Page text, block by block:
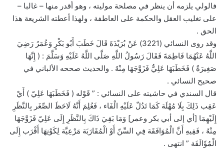
فالولي يلزمه أن ينظر في مصلحة موليته ، وهو أقدر منها – غالبا –
على تغليب العقل والحكمة على العاطفة ، ولهذا أعطته الشريعة هذا
الحق .
وقد روى النسائي (3221) عَنْ بُرَيْدَةَ قَالَ خَطَبَ أَبُو بَكْرٍ وَعُمَرُ رَضِيَ
اللَّهُ عَنْهُمَا فَاطِمَةَ فَقَالَ رَسُولُ اللَّهِ صَلَّى اللَّهُ عَلَيْهِ وَسَلَّمَ : ( إِنَّهَا
صَغِيرَةٌ ) فَخَطَبَهَا عَلِيٌّ فَزَوَّجَهَا مِنْهُ . والحديث صححه الألباني في
صحيح النسائي .
قال السندي في حاشيته على النسائي : ” قَوْله ( فَخَطَبَهَا عَلِيّ ) أَيْ
عَقِب ذَلِكَ بِلَا مُهْلَة كَمَا تَدُلّ عَلَيْهِ الْفَاء ، فَعُلِمَ أَنَّهُ لَاحَظَ الصِّغَر بِالنَّظَرِ
إِلَيْهِمَا [أي إلى أبي بكر وعمر] وَمَا بَقِيَ ذَاكَ بِالنَّظَرِ إِلَى عَلِيّ فَزَوَّجَهَا
مِنْهُ ، فَفِيهِ أَنَّ الْمُوَافَقَة فِي السِّنّ أَوْ الْمُقَارَبَة مَرْعِيَّة لِكَوْنِهَا أَقْرَب إِلَى
الْمُؤَالَفَة ” انتهى .